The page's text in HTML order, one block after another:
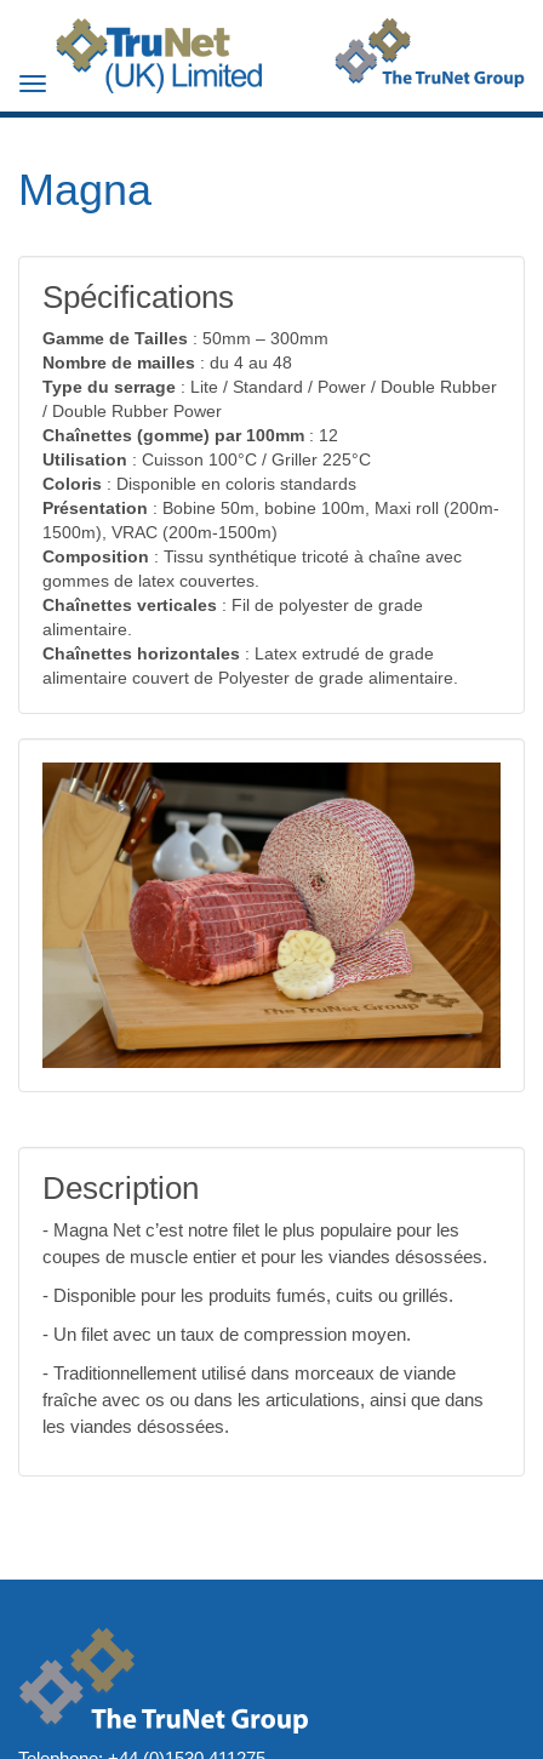
Toggle
navigation
Magna
Spécifications
Gamme de Tailles : 50mm – 300mm
Nombre de mailles : du 4 au 48
Type du serrage : Lite / Standard / Power / Double Rubber
/ Double Rubber Power
Chaînettes (gomme) par 100mm : 12
Utilisation : Cuisson 100°C / Griller 225°C
Coloris : Disponible en coloris standards
Présentation : Bobine 50m, bobine 100m, Maxi roll (200m-
1500m), VRAC (200m-1500m)
Composition : Tissu synthétique tricoté à chaîne avec
gommes de latex couvertes.
Chaînettes verticales : Fil de polyester de grade
alimentaire.
Chaînettes horizontales : Latex extrudé de grade
alimentaire couvert de Polyester de grade alimentaire.
Description
- Magna Net c’est notre filet le plus populaire pour les
coupes de muscle entier et pour les viandes désossées.
- Disponible pour les produits fumés, cuits ou grillés.
- Un filet avec un taux de compression moyen.
- Traditionnellement utilisé dans morceaux de viande
fraîche avec os ou dans les articulations, ainsi que dans
les viandes désossées.